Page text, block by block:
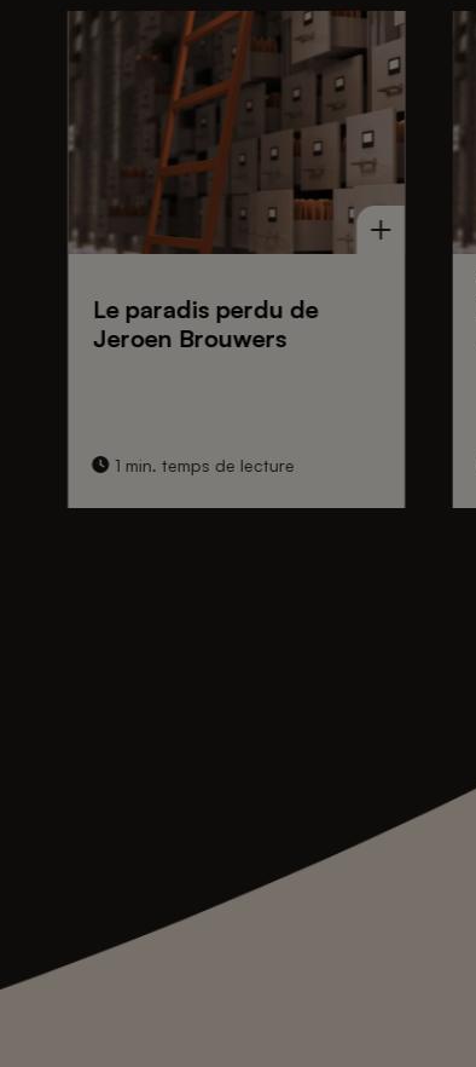
Le paradis perdu de
Jeroen Brouwers
1 min. temps de lecture